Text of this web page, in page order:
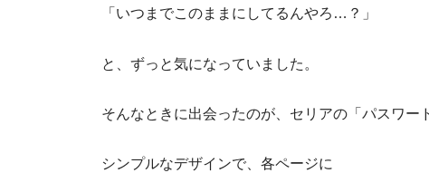
「いつまでこのままにしてるんやろ…？」
と、ずっと気になっていました。
そんなときに出会ったのが、セリアの「パスワー
シンプルなデザインで、各ページに